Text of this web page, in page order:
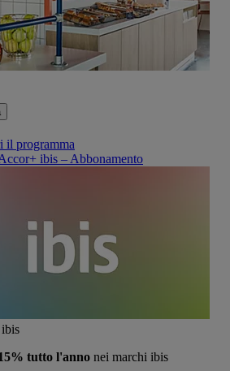
il programma
ibis – Abbonamento
tutto l'anno nei marchi ibis